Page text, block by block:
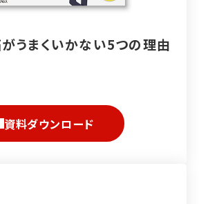
うまくいかない5つの理由
資料ダウンロード